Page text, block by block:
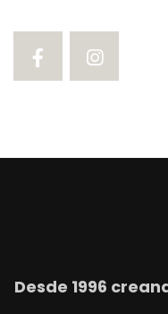
Desde 1996